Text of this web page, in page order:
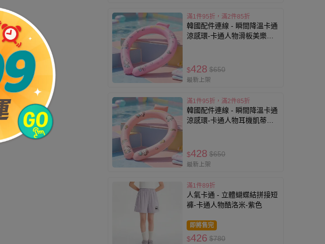
滿1件95折，滿2件85折
韓國配件連線 - 瞬間降溫卡通
涼感環-卡通人物滑板美樂蒂-
$428 $650
最新上架
滿1件95折，滿2件85折
韓國配件連線 - 瞬間降溫卡通
涼感環-卡通人物耳機凱蒂貓-
$428 $650
最新上架
滿1件89折
人氣卡通 - 立體蝴蝶結拼接短
褲-卡通人物酷洛米-紫色
即將售完
$426 $780